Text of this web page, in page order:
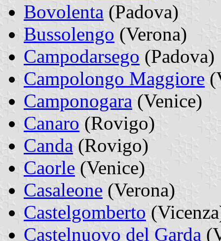
Bovolenta (Padova)
Bussolengo (Verona)
Campodarsego (Padova)
Campolongo Maggiore
Camponogara (Venice)
Canaro (Rovigo)
Canda (Rovigo)
Caorle (Venice)
Casaleone (Verona)
Castelgomberto
Castelnuovo del Garda